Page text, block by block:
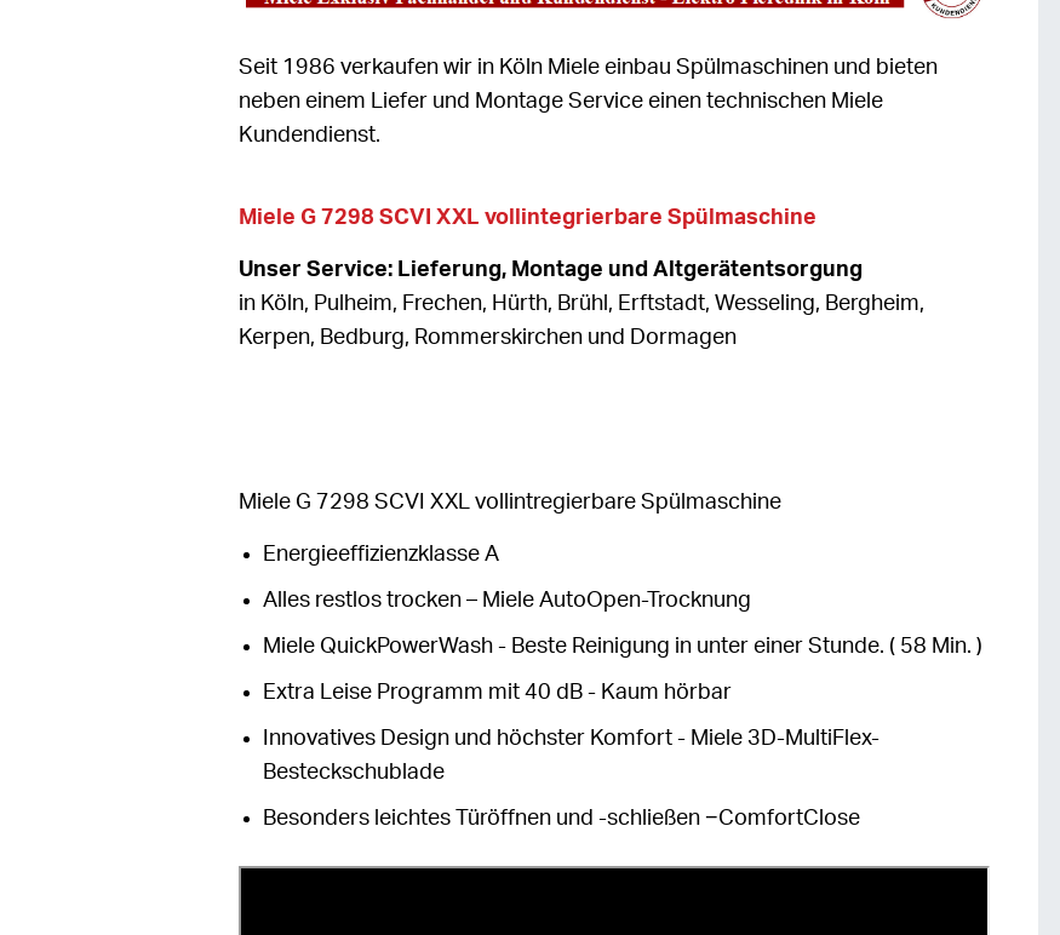
Seit 1986 verkaufen wir in Köln Miele einbau Spülmaschinen und bieten
neben einem Liefer und Montage Service einen technischen Miele
Kundendienst.
Miele G 7298 SCVI XXL vollintegrierbare Spülmaschine
Unser Service: Lieferung, Montage und Altgerätentsorgung
in Köln, Pulheim, Frechen, Hürth, Brühl, Erftstadt, Wesseling, Bergheim,
Kerpen, Bedburg, Rommerskirchen und Dormagen
Miele G 7298 SCVI XXL vollintregierbare Spülmaschine
Energieeffizienzklasse A
Alles restlos trocken – Miele AutoOpen-Trocknung
Miele QuickPowerWash - Beste Reinigung in unter einer Stunde. ( 58 Min. )
Extra Leise Programm mit 40 dB - Kaum hörbar
Innovatives Design und höchster Komfort - Miele 3D-MultiFlex-
Besteckschublade
Besonders leichtes Türöffnen und -schließen −ComfortClose